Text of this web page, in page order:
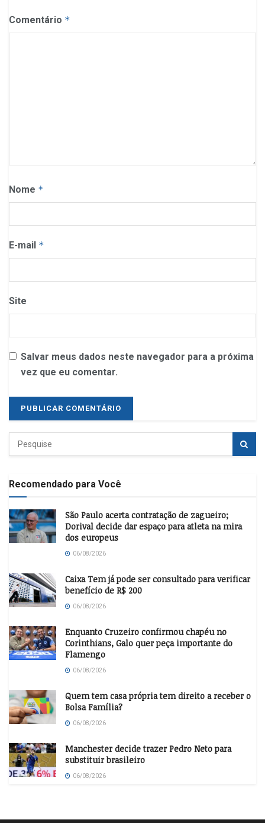
Comentário *
Nome *
E-mail *
Site
Salvar meus dados neste navegador para a próxima
vez que eu comentar.
Recomendado para Você
São Paulo acerta contratação de zagueiro;
Dorival decide dar espaço para atleta na mira
dos europeus
06/08/2026
Caixa Tem já pode ser consultado para verificar
benefício de R$ 200
06/08/2026
Enquanto Cruzeiro confirmou chapéu no
Corinthians, Galo quer peça importante do
Flamengo
06/08/2026
Quem tem casa própria tem direito a receber o
Bolsa Família?
06/08/2026
Manchester decide trazer Pedro Neto para
substituir brasileiro
06/08/2026